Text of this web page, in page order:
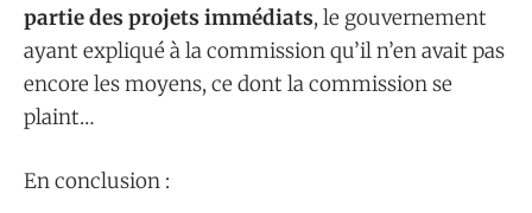
partie des projets immédiats, le gouvernement
ayant expliqué à la commission qu’il n’en avait pas
encore les moyens, ce dont la commission se
plaint…
En conclusion :